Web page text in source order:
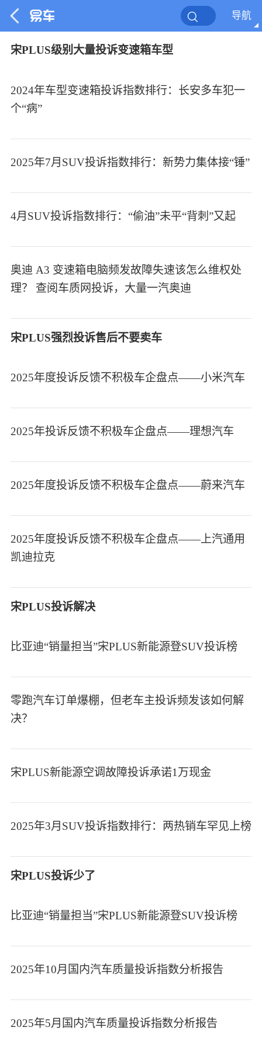
导航
宋PLUS级别大量投诉变速箱车型
2024年车型变速箱投诉指数排行：长安多车犯一
个“病”
2025年7月SUV投诉指数排行：新势力集体接“锤”
4月SUV投诉指数排行：“偷油”未平“背刺”又起
奥迪 A3 变速箱电脑频发故障失速该怎么维权处
理？ 查阅车质网投诉，大量一汽奥迪
宋PLUS强烈投诉售后不要卖车
2025年度投诉反馈不积极车企盘点——小米汽车
2025年投诉反馈不积极车企盘点——理想汽车
2025年度投诉反馈不积极车企盘点——蔚来汽车
2025年度投诉反馈不积极车企盘点——上汽通用
凯迪拉克
宋PLUS投诉解决
比亚迪“销量担当”宋PLUS新能源登SUV投诉榜
零跑汽车订单爆棚，但老车主投诉频发该如何解
决？
宋PLUS新能源空调故障投诉承诺1万现金
2025年3月SUV投诉指数排行：两热销车罕见上榜
宋PLUS投诉少了
比亚迪“销量担当”宋PLUS新能源登SUV投诉榜
2025年10月国内汽车质量投诉指数分析报告
2025年5月国内汽车质量投诉指数分析报告